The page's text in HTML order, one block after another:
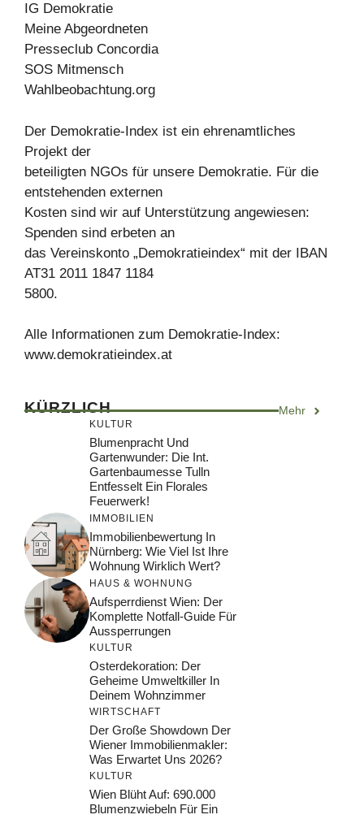
IG Demokratie
Meine Abgeordneten
Presseclub Concordia
SOS Mitmensch
Wahlbeobachtung.org
Der Demokratie-Index ist ein ehrenamtliches
Projekt der
beteiligten NGOs für unsere Demokratie. Für die
entstehenden externen
Kosten sind wir auf Unterstützung angewiesen:
Spenden sind erbeten an
das Vereinskonto „Demokratieindex“ mit der IBAN
AT31 2011 1847 1184
5800.
Alle Informationen zum Demokratie-Index:
www.demokratieindex.at
KÜRZLICH Mehr
KULTUR
Blumenpracht Und
Gartenwunder: Die Int.
Gartenbaumesse Tulln
Entfesselt Ein Florales
Feuerwerk!
IMMOBILIEN
Immobilienbewertung In
Nürnberg: Wie Viel Ist Ihre
Wohnung Wirklich Wert?
HAUS & WOHNUNG
Aufsperrdienst Wien: Der
Komplette Notfall-Guide Für
Aussperrungen
KULTUR
Osterdekoration: Der
Geheime Umweltkiller In
Deinem Wohnzimmer
WIRTSCHAFT
Der Große Showdown Der
Wiener Immobilienmakler:
Was Erwartet Uns 2026?
KULTUR
Wien Blüht Auf: 690.000
Blumenzwiebeln Für Ein